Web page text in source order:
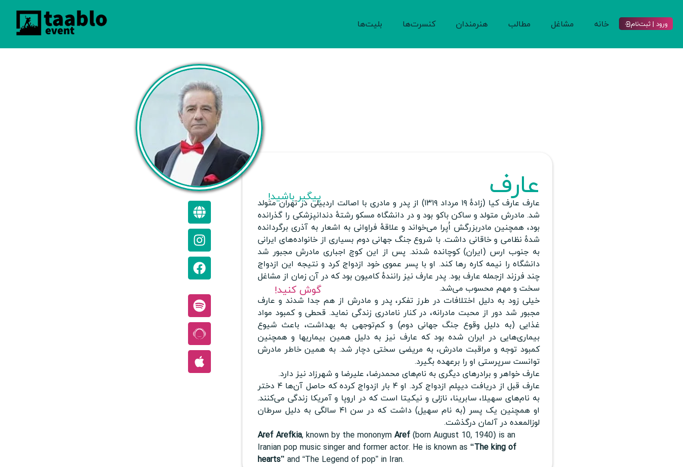
ورود | ثبت‌نام خانه مشاغل مطالب هنرمندان کنسرت‌ها بلیت‌ها
پیگیر باشید!
گوش کنید!
عارف
عارف عارف کیا (زادهٔ ۱۹ مرداد ۱۳۱۹)
از پدر و مادری با اصالت اردبیلی در تهران متولد
شد. مادرش متولد و ساکن باکو بود و در دانشگاه مسکو رشتهٔ دندانپزشکی را گذرانده
بود، همچنین مادربزرگش اُپرا می‌خواند و علاقهٔ فراوانی به اشعار به آذری برگردانده
شدهٔ نظامی و خاقانی داشت. با شروع جنگ جهانی دوم بسیاری از خانواده‌های ایرانی
به جنوب ارس (ایران) کوچانده شدند. پس از این کوچ اجباری مادرش مجبور شد
دانشگاه را نیمه کاره رها کند. او با پسر عموی خود ازدواج کرد و نتیجه این ازدواج
چند فرزند ازجمله عارف بود. پدر عارف نیز رانندهٔ کامیون بود که در آن زمان از مشاغل
سخت و مهم محسوب می‌شد.
خیلی زود به دلیل اختلافات در طرز تفکر، پدر و مادرش از هم جدا شدند و عارف
مجبور شد دور از محبت مادرانه، در کنار نامادری زندگی نماید. قحطی و کمبود مواد
غذایی (به دلیل وقوع جنگ جهانی دوم) و کم‌توجهی به بهداشت، باعث شیوع
بیماری‌هایی در ایران شده بود که عارف نیز به دلیل همین بیماریها و همچنین
کمبود توجه و مراقبت مادرش، به مریضی سختی دچار شد. به همین خاطر مادرش
توانست سرپرستی او را برعهده بگیرد.
عارف خواهر و برادرهای دیگری به نام‌های محمدرضا، علیرضا و شهرزاد نیز دارد.
عارف قبل از دریافت دیپلم ازدواج کرد. او ۴ بار ازدواج کرده که حاصل آن‌ها ۴ دختر
به نام‌های سهیلا، سابرینا، نازلی و نیکیتا است که در اروپا و آمریکا زندگی می‌کنند.
او همچنین یک پسر (به نام سهیل) داشت که در سن ۴۱ سالگی به دلیل سرطان
لوزالمعده در آلمان درگذشت.
Aref Arefkia, known by the mononymAref(born August 10, 1940) is an
Iranian pop music singer and former actor. He is known as “The king of
hearts” and “The Legend of pop” in Iran.